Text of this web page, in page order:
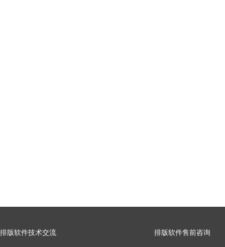
排版软件技术交流
排版软件售前咨询